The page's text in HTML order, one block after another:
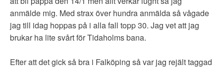
anmälde mig. Med strax över hundra anmälda så vågade
jag till idag hoppas på i alla fall topp 30. Jag vet att jag
brukar ha lite svårt för Tidaholms bana.
Efter att det gick så bra i Falköping så var jag rejält taggad